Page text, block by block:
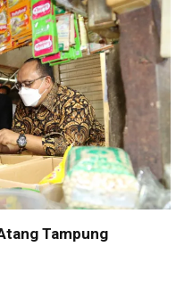
Tampung